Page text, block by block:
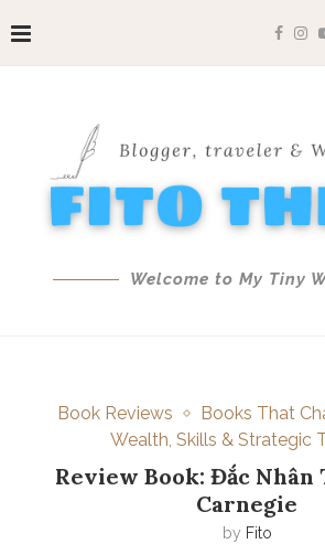
Welcome to My Tiny
Book Reviews
Books That
Wealth, Skills & Strategic
Review Book: Đắc Nhân
Carnegie
by Fito